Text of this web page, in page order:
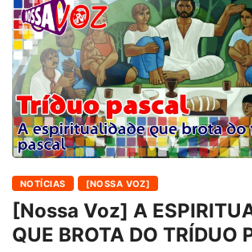
NOTÍCIAS [NOSSA VOZ]
[Nossa Voz] A
QUE BROTA DO TRÍDUO